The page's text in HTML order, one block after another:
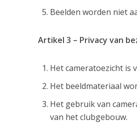
Beelden worden niet
Artikel 3 – Privacy van
Het cameratoezicht is
Het beeldmateriaal
Het gebruik van
van het clubgebouw.